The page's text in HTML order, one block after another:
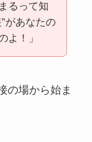
るって知
があなたの
よ！」
の場から始ま